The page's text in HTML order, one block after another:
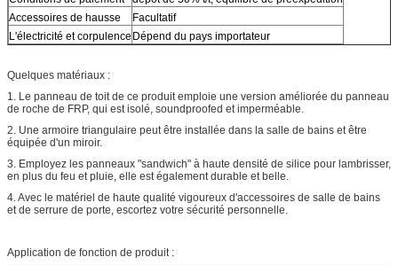
Accessoires de hausse
Facultatif
L'électricité et corpulence Dépend du pays importateur
Quelques matériaux :
1. Le panneau de toit de ce produit emploie une version améliorée du panneau
de roche de FRP, qui est isolé, soundproofed et imperméable.
2. Une armoire triangulaire peut être installée dans la salle de bains et être
équipée d'un miroir.
3. Employez les panneaux "sandwich" à haute densité de silice pour lambrisser,
en plus du feu et pluie, elle est également durable et belle.
4. Avec le matériel de haute qualité vigoureux d'accessoires de salle de bains
et de serrure de porte, escortez votre sécurité personnelle.
Application de fonction de produit :